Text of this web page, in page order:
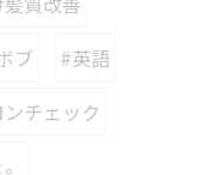
ブ
#英語
チェック